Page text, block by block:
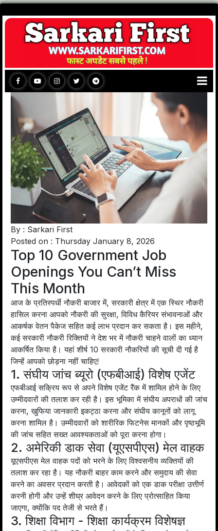
By : Sarkari First
Posted on : Thursday January 8, 2026
Top 10 Government Job
Openings You Can’t Miss
This Month
आज के प्रतिस्पर्धी नौकरी बाजार में, सरकारी क्षेत्र में एक स्थिर नौकरी
हासिल करना आपको नौकरी की सुरक्षा, विविध कैरियर संभावनाओं और
आकर्षक वेतन पैकेज सहित कई लाभ प्रदान कर सकता है। इस महीने,
कई सरकारी नौकरी रिक्तियों ने देश भर में नौकरी चाहने वालों का ध्यान
आकर्षित किया है। यहां शीर्ष 10 सरकारी नौकरियों की सूची दी गई है
जिन्हें आपको छोड़ना नहीं चाहिए!
1. संघीय जांच ब्यूरो (एफबीआई) विशेष एजेंट
एफबीआई सक्रिय रूप से अपने विशेष एजेंट रैंक में शामिल होने के लिए
उम्मीदवारों की तलाश कर रही है। इस भूमिका में संघीय अपराधों की जांच
करना, खुफिया जानकारी इकट्ठा करना और संघीय कानूनों को लागू
करना शामिल है। उम्मीदवारों को शारीरिक फिटनेस मानकों और पृष्ठभूमि
की जांच सहित सख्त आवश्यकताओं को पूरा करना होगा।
2. अमेरिकी डाक सेवा (यूएसपीएस) मेल वाहक
यूएसपीएस मेल वाहक पदों को भरने के लिए विश्वसनीय व्यक्तियों की
तलाश कर रहा है। यह नौकरी बाहर काम करने और समुदाय की सेवा
करने का अवसर प्रदान करती है। आवेदकों को एक डाक परीक्षा उत्तीर्ण
करनी होगी और उन्हें शीघ्र आवेदन करने के लिए प्रोत्साहित किया
जाएगा, क्योंकि पद तेजी से भरते हैं।
3. शिक्षा विभाग - शिक्षा कार्यक्रम विशेषज्ञ